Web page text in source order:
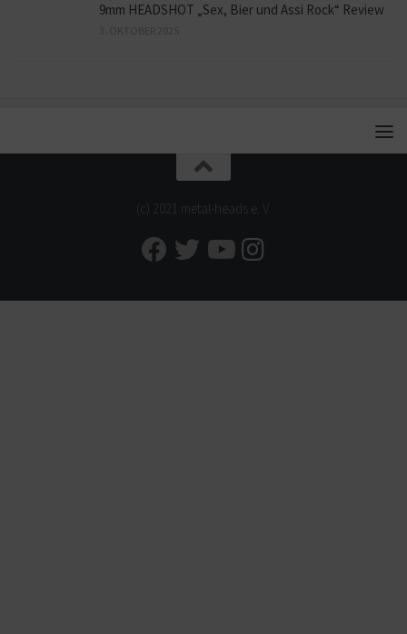
9mm HEADSHOT „Sex, Bier und Assi Rock“ Review
(c) 2021 metal-heads e. V.